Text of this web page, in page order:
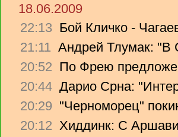
18.06.2009
22:13 Бой Кличко -
21:11 Андрей Тлумак: "В
20:52 По Фрею
20:44 Дарио Срна:
20:29 "Черноморец"
20:12 Хиддинк: С